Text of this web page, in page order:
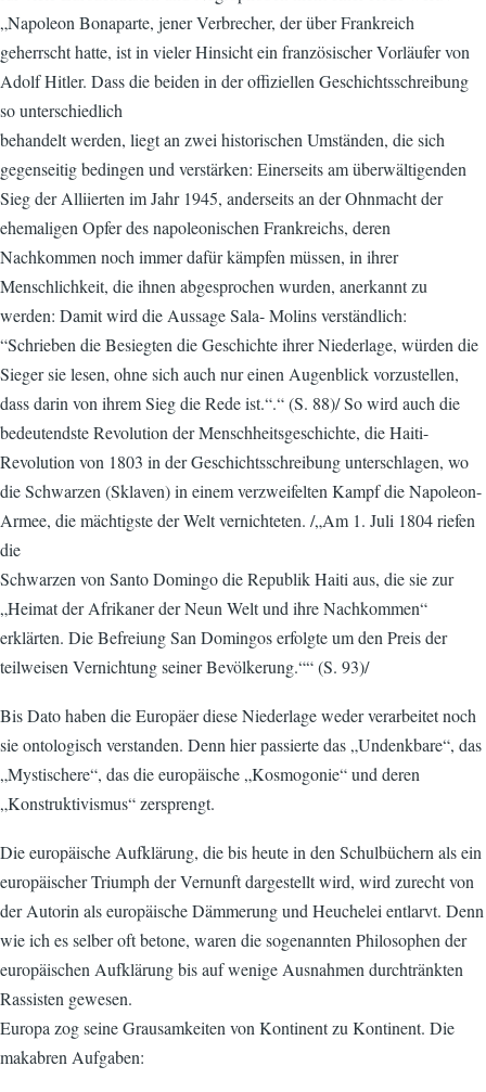
„Napoleon Bonaparte, jener Verbrecher, der über Frankreich
geherrscht hatte, ist in vieler Hinsicht ein französischer Vorläufer von
Adolf Hitler. Dass die beiden in der offiziellen Geschichtsschreibung
so unterschiedlich
behandelt werden, liegt an zwei historischen Umständen, die sich
gegenseitig bedingen und verstärken: Einerseits am überwältigenden
Sieg der Alliierten im Jahr 1945, anderseits an der Ohnmacht der
ehemaligen Opfer des napoleonischen Frankreichs, deren
Nachkommen noch immer dafür kämpfen müssen, in ihrer
Menschlichkeit, die ihnen abgesprochen wurden, anerkannt zu
werden: Damit wird die Aussage Sala- Molins verständlich:
“Schrieben die Besiegten die Geschichte ihrer Niederlage, würden die
Sieger sie lesen, ohne sich auch nur einen Augenblick vorzustellen,
dass darin von ihrem Sieg die Rede ist.“.“ (S. 88)/ So wird auch die
bedeutendste Revolution der Menschheitsgeschichte, die Haiti-
Revolution von 1803 in der Geschichtsschreibung unterschlagen, wo
die Schwarzen (Sklaven) in einem verzweifelten Kampf die Napoleon-
Armee, die mächtigste der Welt vernichteten. /„Am 1. Juli 1804 riefen
die
Schwarzen von Santo Domingo die Republik Haiti aus, die sie zur
„Heimat der Afrikaner der Neun Welt und ihre Nachkommen“
erklärten. Die Befreiung San Domingos erfolgte um den Preis der
teilweisen Vernichtung seiner Bevölkerung.““ (S. 93)/
Bis Dato haben die Europäer diese Niederlage weder verarbeitet noch
sie ontologisch verstanden. Denn hier passierte das „Undenkbare“, das
„Mystischere“, das die europäische „Kosmogonie“ und deren
„Konstruktivismus“ zersprengt.
Die europäische Aufklärung, die bis heute in den Schulbüchern als ein
europäischer Triumph der Vernunft dargestellt wird, wird zurecht von
der Autorin als europäische Dämmerung und Heuchelei entlarvt. Denn
wie ich es selber oft betone, waren die sogenannten Philosophen der
europäischen Aufklärung bis auf wenige Ausnahmen durchtränkten
Rassisten gewesen.
Europa zog seine Grausamkeiten von Kontinent zu Kontinent. Die
makabren Aufgaben: